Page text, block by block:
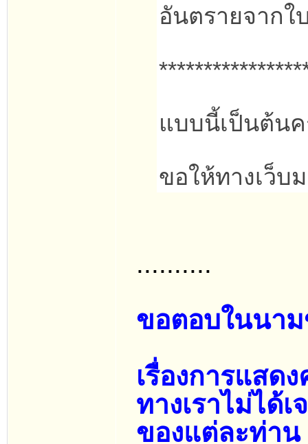
อันตรายจากใ
แบบนี้เป็นต้น
ขอให้ทางเว็บ
..........
ขอตอบในนาม
เรื่องการแสด
ทางเราไม่ได้
ของแต่ละท่าน